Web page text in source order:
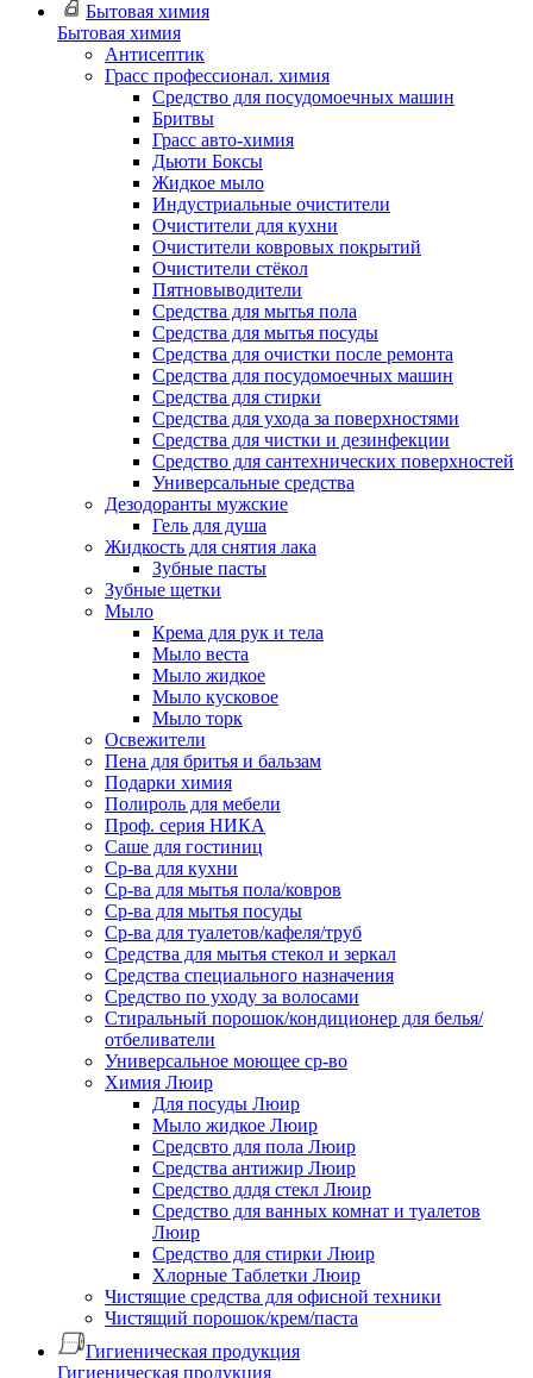
Бытовая химия
Бытовая химия
Антисептик
Грасс профессионал. химия
Cредство для посудомоечных машин
Бритвы
Грасс авто-химия
Дьюти Боксы
Жидкое мыло
Индустриальные очистители
Очистители для кухни
Очистители ковровых покрытий
Очистители стёкол
Пятновыводители
Средства для мытья пола
Средства для мытья посуды
Средства для очистки после ремонта
Средства для посудомоечных машин
Средства для стирки
Средства для ухода за поверхностями
Средства для чистки и дезинфекции
Средство для сантехнических поверхностей
Универсальные средства
Дезодоранты мужские
Гель для душа
Жидкость для снятия лака
Зубные пасты
Зубные щетки
Мыло
Крема для рук и тела
Мыло веста
Мыло жидкое
Мыло кусковое
Мыло торк
Освежители
Пена для бритья и бальзам
Подарки химия
Полироль для мебели
Проф. серия НИКА
Саше для гостиниц
Ср-ва для кухни
Ср-ва для мытья пола/ковров
Ср-ва для мытья посуды
Ср-ва для туалетов/кафеля/труб
Средства для мытья стекол и зеркал
Средства специального назначения
Средство по уходу за волосами
Стиральный порошок/кондиционер для белья/
отбеливатели
Универсальное моющее ср-во
Химия Люир
Для посуды Люир
Мыло жидкое Люир
Средсвто для пола Люир
Средства антижир Люир
Средство длдя стекл Люир
Средство для ванных комнат и туалетов
Люир
Средство для стирки Люир
Хлорные Таблетки Люир
Чистящие средства для офисной техники
Чистящий порошок/крем/паста
Гигиеническая продукция
Гигиеническая продукция